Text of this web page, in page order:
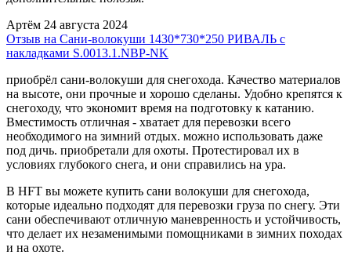
Артём 24 августа 2024
Отзыв на Сани-волокуши 1430*730*250 РИВАЛЬ с
накладками S.0013.1.NBP-NK
приобрёл сани-волокуши для снегохода. Качество материалов
на высоте, они прочные и хорошо сделаны. Удобно крепятся к
снегоходу, что экономит время на подготовку к катанию.
Вместимость отличная - хватает для перевозки всего
необходимого на зимний отдых. можно использовать даже
под дичь. приобретали для охоты. Протестировал их в
условиях глубокого снега, и они справились на ура.
В HFT вы можете купить сани волокуши для снегохода,
которые идеально подходят для перевозки груза по снегу. Эти
сани обеспечивают отличную маневренность и устойчивость,
что делает их незаменимыми помощниками в зимних походах
и на охоте.